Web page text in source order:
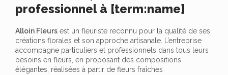
professionnel à [term:name]
Alloin Fleurs est un fleuriste reconnu pour la qualité de ses
créations florales et son approche artisanale. L’entreprise
accompagne particuliers et professionnels dans tous leurs
besoins en fleurs, en proposant des compositions
élégantes, réalisées à partir de fleurs fraîches